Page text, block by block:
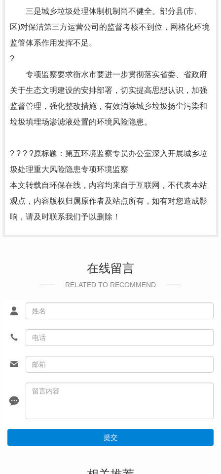
三是城乡垃圾处理体制机制尚不健全。部分县(市、
区)对保洁第三方运营公司的监督考核不到位，网格化环境
监管体系作用发挥不足。
?
专项监察要求衡水市要进一步贯彻落实省委、省政府
关于生态文明建设的安排部署，切实提高思想认识，加强
监督管理，强化整改措施，有效消除城乡垃圾扬尘污染和
垃圾填埋场渗滤液处置的环境风险隐患。
? ? ? ?原标题：第五环境监察专员办公室深入开展城乡垃
圾处理重大风险隐患专项环境监察
本文转载自环保在线，内容均来自于互联网，不代表本站
观点，内容版权归属原作者及站点所有，如有对您造成影
响，请及时联系我们予以删除！
在线留言
RELATED TO RECOMMEND
提交